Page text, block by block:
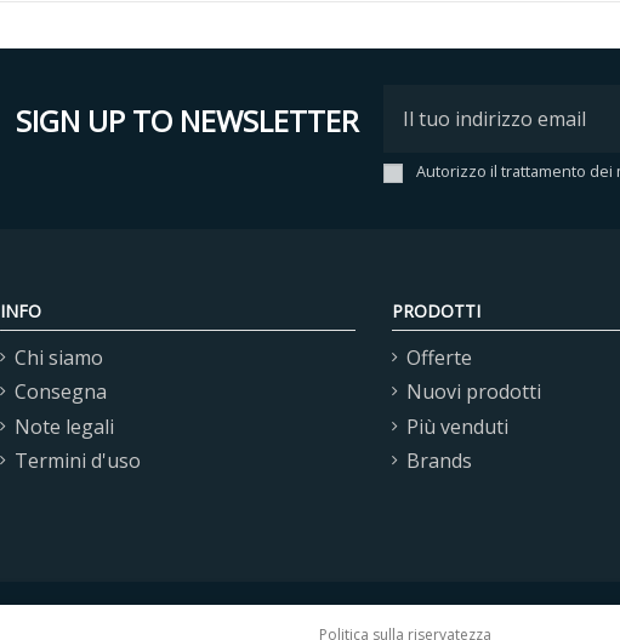
SIGN UP TO NEWSLETTER
Autorizzo il trattamento dei
INFO
Chi siamo
Consegna
Note legali
Termini d'uso
PRODOTTI
Offerte
Nuovi prodotti
Più venduti
Brands
Politica sulla riservatezza